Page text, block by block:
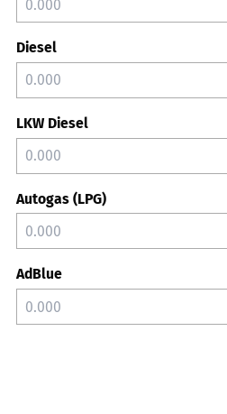
Diesel
LKW Diesel
Autogas (LPG)
AdBlue